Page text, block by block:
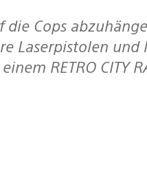
Laserpistolen und
RETRO CITY